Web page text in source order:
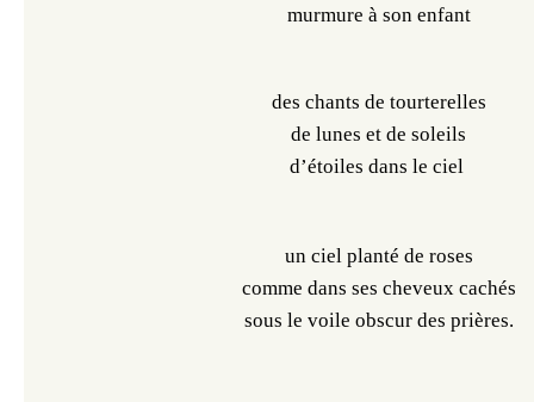
murmure à son enfant
des chants de tourterelles
de lunes et de soleils
d’étoiles dans le ciel
un ciel planté de roses
comme dans ses cheveux cachés
sous le voile obscur des prières.